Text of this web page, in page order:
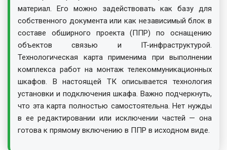
материал. Его можно задействовать как базу для
собственного документа или как независимый блок в
составе обширного проекта (ППР) по оснащению
объектов связью и IT-инфраструктурой.
Технологическая карта применима при выполнении
комплекса работ на монтаж телекоммуникационных
шкафов. В настоящей ТК описывается технология
установки и подключения шкафа. Важно подчеркнуть,
что эта карта полностью самостоятельна. Нет нужды
в ее редактировании или исключении частей — она
готова к прямому включению в ППР в исходном виде.